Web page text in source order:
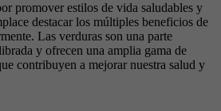
promover estilos de vida saludables y
destacar los múltiples beneficios de
Las verduras son una parte
y ofrecen una amplia gama de
contribuyen a mejorar nuestra salud y